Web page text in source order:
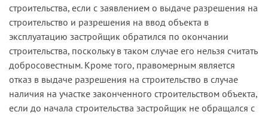
строительства, если с заявлением о выдаче разрешения на
строительство и разрешения на ввод объекта в
эксплуатацию застройщик обратился по окончании
строительства, поскольку в таком случае его нельзя считать
добросовестным. Кроме того, правомерным является
отказ в выдаче разрешения на строительство в случае
наличия на участке законченного строи­тельством объекта,
если до начала строительства застройщик не обращался с